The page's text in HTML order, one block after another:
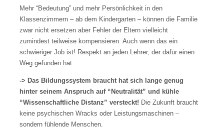
Mehr “Bedeutung” und mehr Persönlichkeit in den
Klassenzimmern – ab dem Kindergarten – können die Familie
zwar nicht ersetzen aber Fehler der Eltern vielleicht
zumindest teilweise kompensieren. Auch wenn das ein
schwieriger Job ist! Respekt an jeden Lehrer, der dafür einen
Weg gefunden hat…
-> Das Bildungssystem braucht hat sich lange genug
hinter seinem Anspruch auf “Neutralität” und kühle
“Wissenschaftliche Distanz” versteckt! Die Zukunft braucht
keine psychischen Wracks oder Leistungsmaschinen –
sondern fühlende Menschen.